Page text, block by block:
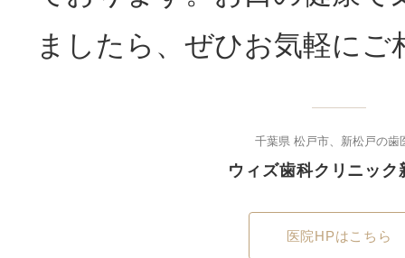
ましたら、ぜひお気軽にご
千葉県 松戸市、新松戸の歯
ウィズ歯科クリニック
医院HPはこちら